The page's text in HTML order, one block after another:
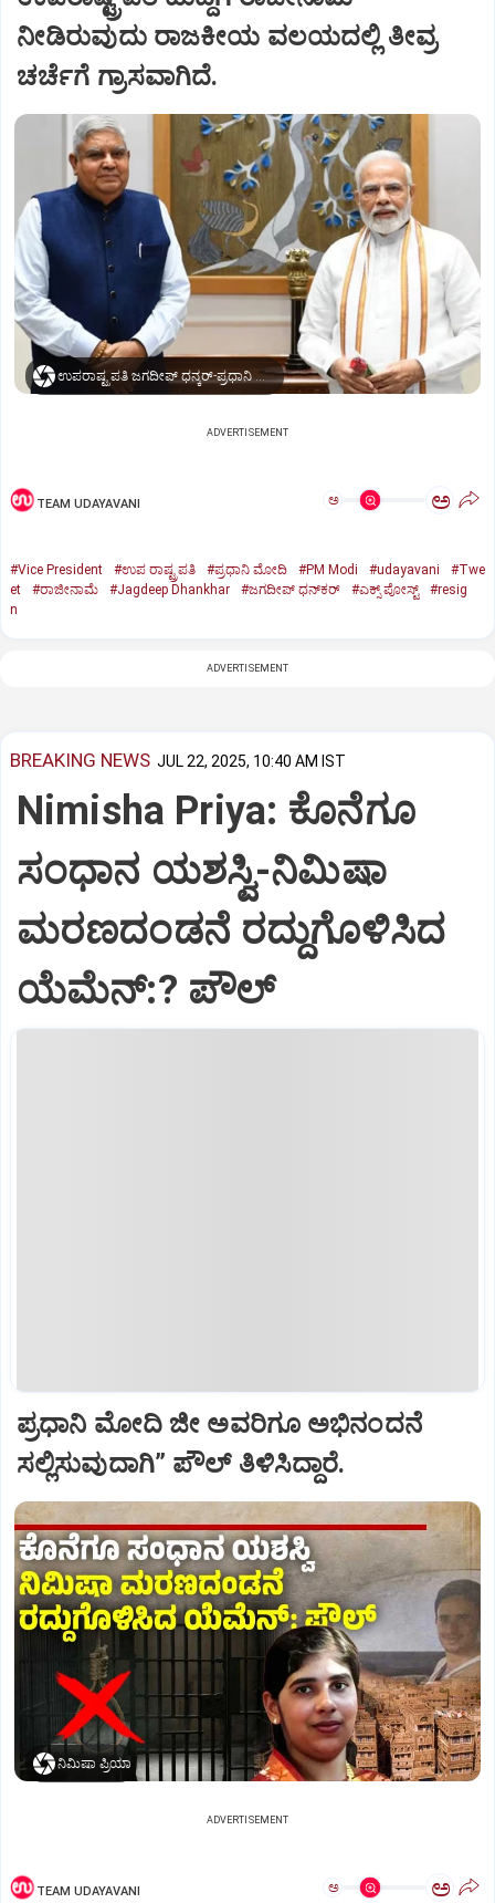
ನೀಡಿರುವುದು ರಾಜಕೀಯ ವಲಯದಲ್ಲಿ ತೀವ್ರ
ಚರ್ಚೆಗೆ ಗ್ರಾಸವಾಗಿದೆ.
ಉಪರಾಷ್ಟ್ರಪತಿ ಜಗದೀಪ್‌ ಧನ್ಕರ್-ಪ್ರಧಾನಿ ಮೋದಿ
ADVERTISEMENT
TEAM UDAYAVANI ಅ ಅ
#Vice President #ಉಪ ರಾಷ್ಟ್ರಪತಿ #ಪ್ರಧಾನಿ ಮೋದಿ #PM Modi #udayavani
#Twe
et
#ರಾಜೀನಾಮೆ #Jagdeep Dhankhar #ಜಗದೀಪ್‌ ಧನ್‌ಕರ್‌ #ಎಕ್ಸ್‌ ಪೋಸ್ಟ್
#resig
n
ADVERTISEMENT
BREAKING NEWS JUL 22, 2025, 10:40 AM IST
Nimisha Priya: ಕೊನೆಗೂ
ಸಂಧಾನ ಯಶಸ್ವಿ-ನಿಮಿಷಾ
ಮರಣದಂಡನೆ ರದ್ದುಗೊಳಿಸಿದ
ಯೆಮೆನ್:? ಪೌಲ್
ಪ್ರಧಾನಿ ಮೋದಿ ಜೀ ಅವರಿಗೂ ಅಭಿನಂದನೆ
ಸಲ್ಲಿಸುವುದಾಗಿ” ಪೌಲ್‌ ತಿಳಿಸಿದ್ದಾರೆ.
ನಿಮಿಷಾ ಪ್ರಿಯಾ
ADVERTISEMENT
TEAM UDAYAVANI ಅ ಅ